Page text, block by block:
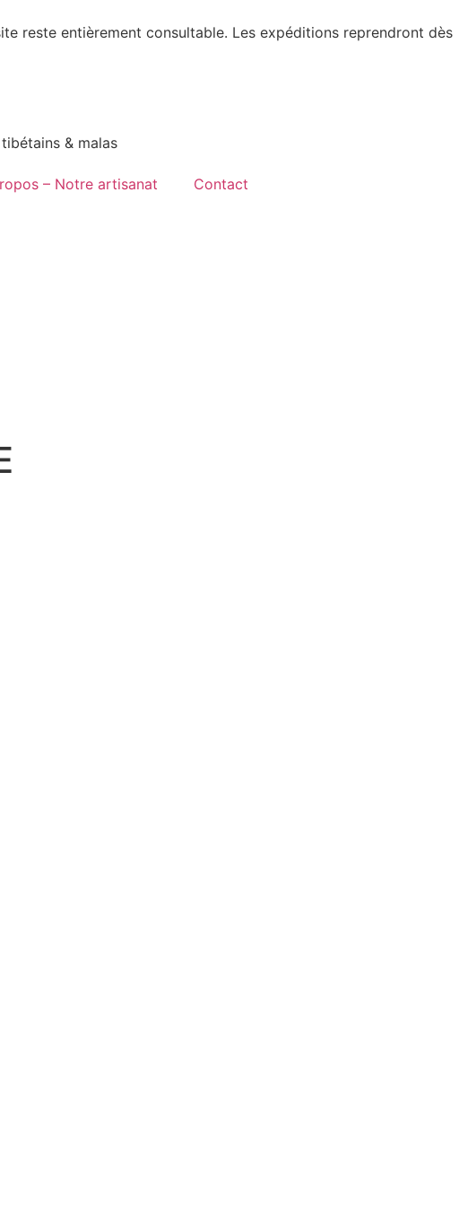
reste entièrement consultable. Les expéditions reprendront dès
& malas
– Notre artisanat Contact